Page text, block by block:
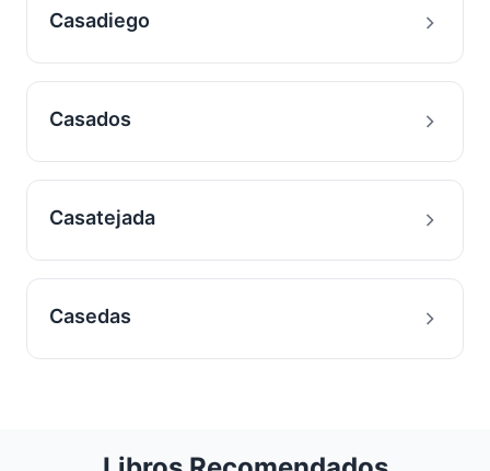
Casadiego
Casados
Casatejada
Casedas